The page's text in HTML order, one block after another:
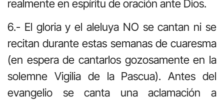
realmente en espíritu de oración ante Dios.
6.- El gloria y el aleluya NO se cantan ni se
recitan durante estas semanas de cuaresma
(en espera de cantarlos gozosamente en la
solemne Vigilia de la Pascua). Antes del
evangelio se canta una aclamación a